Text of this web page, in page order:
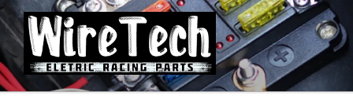
Pular
para
o
conteúdo